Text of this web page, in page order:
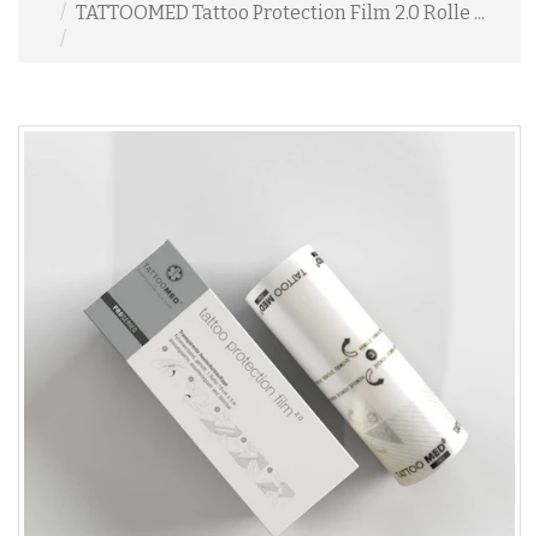
TATTOOMED Tattoo Protection Film 2.0 Rolle ...